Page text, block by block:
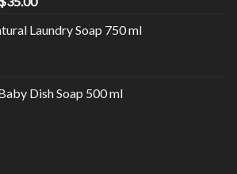
Laundry Soap 750 ml
Dish Soap 500 ml